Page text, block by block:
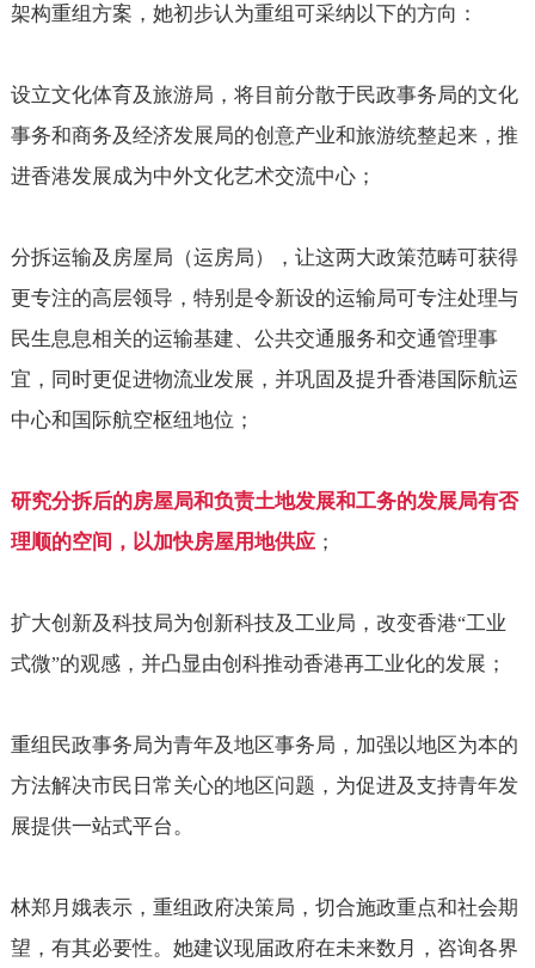
架构重组方案，她初步认为重组可采纳以下的方向：
设立文化体育及旅游局，将目前分散于民政事务局的文化
事务和商务及经济发展局的创意产业和旅游统整起来，推
进香港发展成为中外文化艺术交流中心；
分拆运输及房屋局（运房局），让这两大政策范畴可获得
更专注的高层领导，特别是令新设的运输局可专注处理与
民生息息相关的运输基建、公共交通服务和交通管理事
宜，同时更促进物流业发展，并巩固及提升香港国际航运
中心和国际航空枢纽地位；
研究分拆后的房屋局和负责土地发展和工务的发展局有否
理顺的空间，以加快房屋用地供应；
扩大创新及科技局为创新科技及工业局，改变香港“工业
式微”的观感，并凸显由创科推动香港再工业化的发展；
重组民政事务局为青年及地区事务局，加强以地区为本的
方法解决市民日常关心的地区问题，为促进及支持青年发
展提供一站式平台。
林郑月娥表示，重组政府决策局，切合施政重点和社会期
望，有其必要性。她建议现届政府在未来数月，咨询各界